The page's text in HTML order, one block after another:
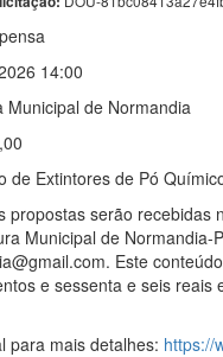
14:00
Municipal de Normandia
de Extintores de Pó
propostas serão recebidas
Municipal de
Este
e sessenta e seis
para mais detalhes: https://